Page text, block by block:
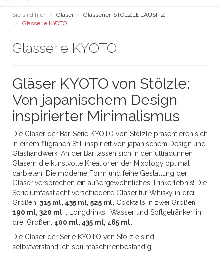
navigation
Sie sind hier: Gläser
Glasserien STÖLZLE LAUSITZ
Glasserie KYOTO
Glasserie KYOTO
Gläser KYOTO von Stölzle:
Von japanischem Design
inspirierter Minimalismus
Die Gläser der Bar-Serie KYOTO von Stölzle präsentieren sich
in einem filigranen Stil, inspiriert von japanischem Design und
Glashandwerk. An der Bar lassen sich in den ultradünnen
Gläsern die kunstvolle Kreationen der Mixology optimal
darbieten. Die moderne Form und feine Gestaltung der
Gläser versprechen ein außergewöhnliches Trinkerlebnis! Die
Serie umfasst acht verschiedene Gläser für Whisky in drei
Größen: 315 ml, 435 ml, 525 ml, Cocktails in zwei Größen:
190 ml, 320 ml , , Longdrinks, Wasser und Softgetränken in
drei Größen: 400 ml, 435 ml, 465 ml.
Die Gläser der Serie KYOTO von Stölzle sind
selbstverständlich spülmaschinenbeständig!